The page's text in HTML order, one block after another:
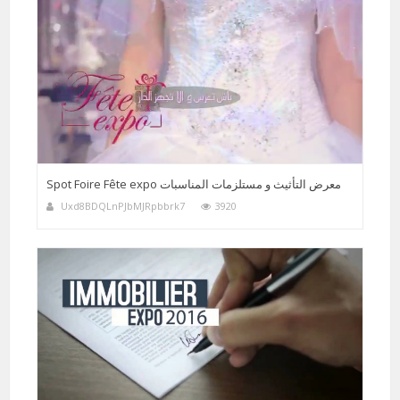
Spot Foire Fête expo معرض التأثيث و مستلزمات المناسبات
Uxd8BDQLnPJbMJRpbbrk7 3920